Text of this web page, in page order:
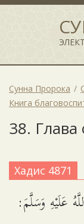
Сунна Пророка
Книга
38. Глава
Хадис 4871
عَلَيْهِ وَسَلَّمَ: